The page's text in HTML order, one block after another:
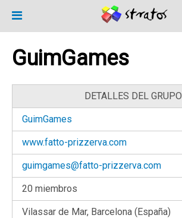
GuimGames
DETALLES DEL GRUPO
GuimGames
www.fatto-prizzerva.com
guimgames@fatto-prizzerva.com
20 miembros
Vilassar de Mar, Barcelona (España)